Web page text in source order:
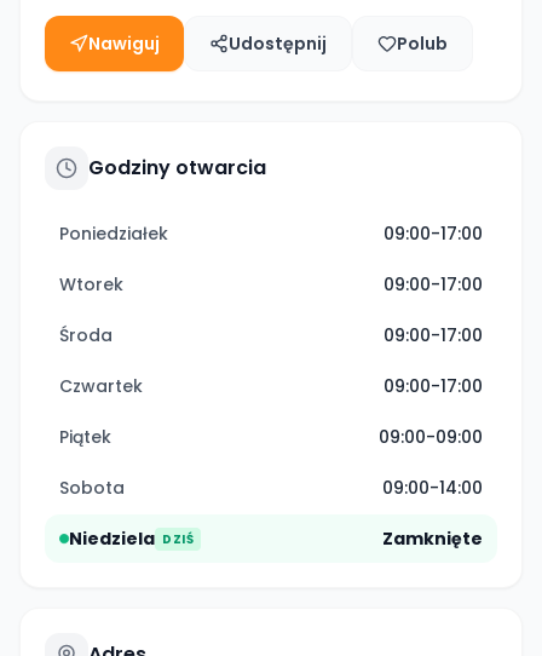
Nawiguj Udostępnij Polub
Godziny otwarcia
Poniedziałek 09:00-17:00
Wtorek 09:00-17:00
Środa 09:00-17:00
Czwartek 09:00-17:00
Piątek 09:00-09:00
Sobota 09:00-14:00
Niedziela DZIŚ Zamknięte